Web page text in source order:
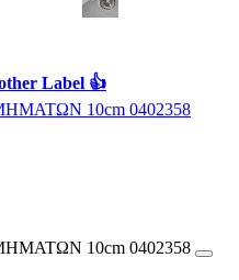
Label 👍
10cm 0402358
10cm 0402358